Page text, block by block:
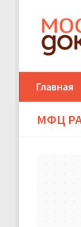
Главная
МФЦ